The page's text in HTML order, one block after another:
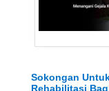
Sokongan
Rehabilitasi